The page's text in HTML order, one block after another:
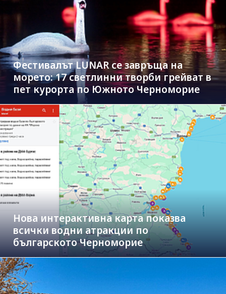
Фестивалът LUNAR се завръща на
морето: 17 светлинни творби грейват в
пет курорта по Южното Черноморие
Нова интерактивна карта показва
всички водни атракции по
българското Черноморие